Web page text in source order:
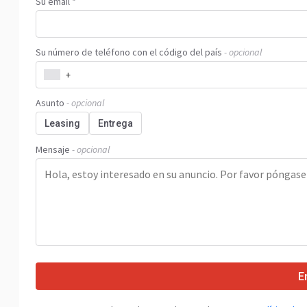
Su número de teléfono con el código del país - opcional
+
Asunto - opcional
Leasing Entrega
Mensaje - opcional